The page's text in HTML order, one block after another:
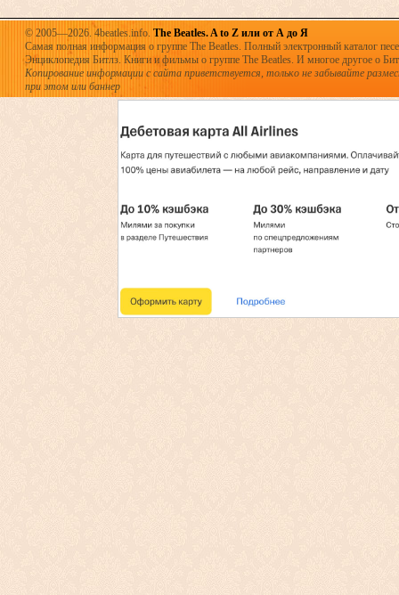
© 2005—2026. 4beatles.info. The Beatles. A to Z или от А до Я
Самая полная информация о группе The Beatles. Полный электронный каталог
Энциклопедия Битлз. Книги и фильмы о группе The Beatles. И многое другое о
Копирование информации с сайта приветствуется, только не забывайте
при этом или баннер